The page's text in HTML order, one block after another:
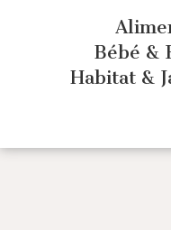
Bébé &
Habitat &